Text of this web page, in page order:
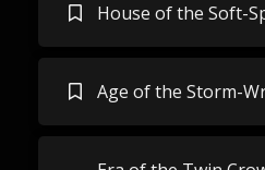
House of the Soft-
Age of the Storm-